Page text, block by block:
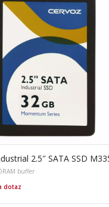
2.5″ SATA SSD
buffer
dotaz